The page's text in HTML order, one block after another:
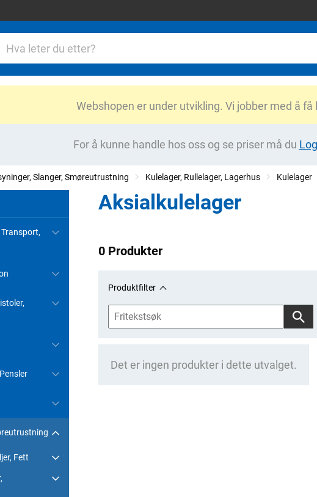
Webshopen er under utvikling. Vi jobber med å
For å kunne handle hos oss og se priser må du
Slanger, Smøreutrustning Kulelager, Rullelager, Lagerhus Kulelager
Fett
Aksialkulelager
0 Produkter
Produktfilter
Det er ingen produkter i dette utvalget.